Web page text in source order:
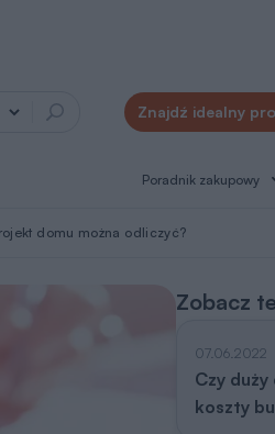
Znajdź idealny
Poradnik zakupowy
domu można odliczyć?
Zobacz
07.06.2022
Czy
koszty